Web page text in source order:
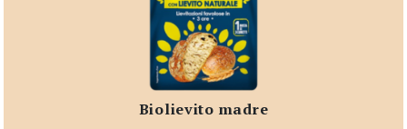
biolievito madre